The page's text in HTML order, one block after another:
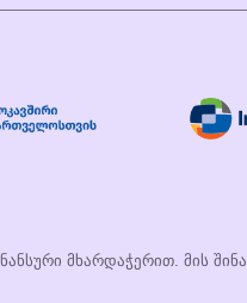
მხარდაჭერით. მის